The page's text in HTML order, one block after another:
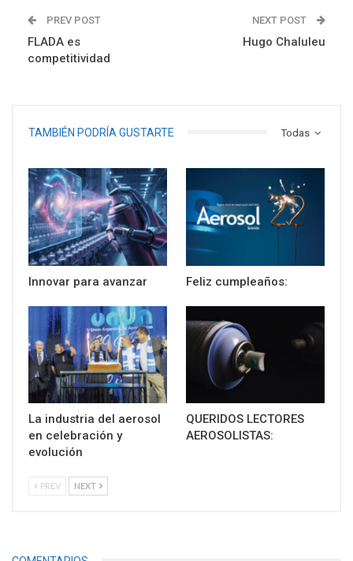
PREV POST
FLADA es
competitividad
NEXT POST
Hugo Chaluleu
Todas
TAMBIÉN PODRÍA GUSTARTE
Innovar para avanzar Feliz cumpleaños:
La industria del aerosol
en celebración y
evolución
QUERIDOS LECTORES
AEROSOLISTAS:
PREV NEXT